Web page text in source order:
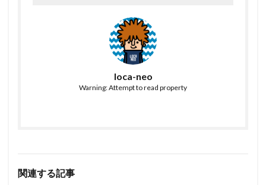
loca-neo
Warning: Attempt to read property
関連する記事